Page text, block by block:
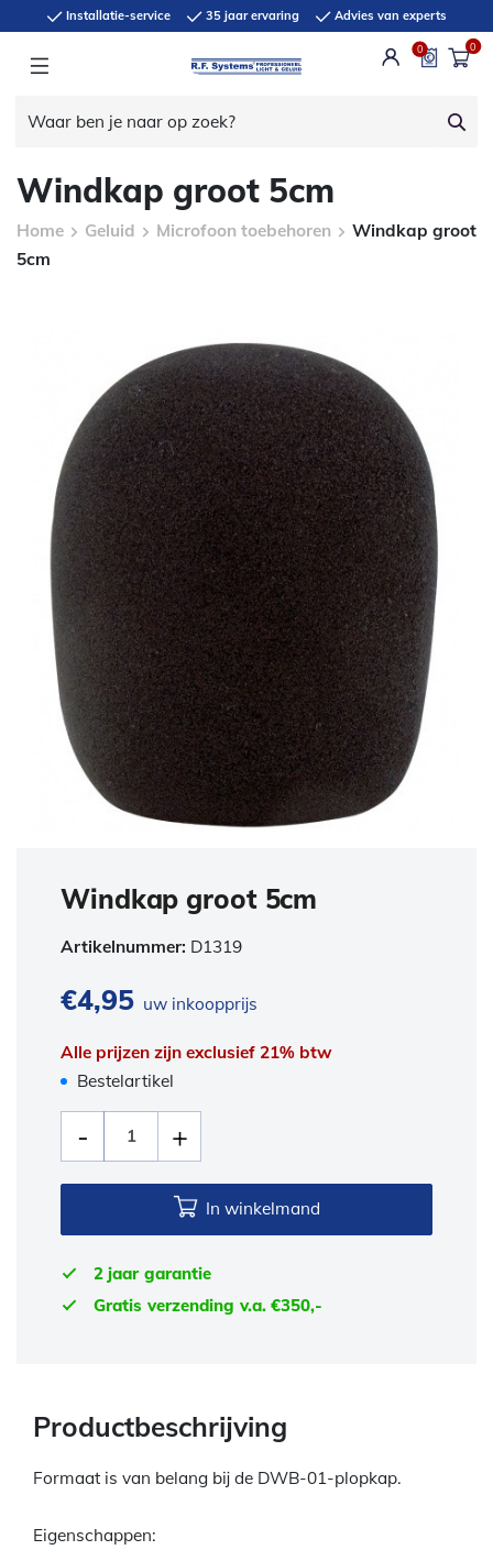
Installatie-service 35 jaar ervaring Advies van experts
0 0
Windkap groot 5cm
Home Geluid Microfoon toebehoren
Windkap groot
5cm
Windkap groot 5cm
Artikelnummer: D1319
€4,95 uw inkoopprijs
Alle prijzen zijn exclusief 21% btw
Bestelartikel
In winkelmand
2 jaar garantie
Gratis verzending v.a. €350,-
Productbeschrijving
Formaat is van belang bij de DWB-01-plopkap.
Eigenschappen: